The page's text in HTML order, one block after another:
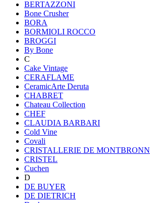
BERTAZZONI
Bone Crusher
BORA
BORMIOLI ROCCO
BROGGI
By Bone
C
Cake Vintage
CERAFLAME
CeramicArte Deruta
CHABRET
Chateau Collection
CHEF
CLAUDIA BARBARI
Cold Vine
Covali
CRISTALLERIE DE MONTBRONN
CRISTEL
Cuchen
D
DE BUYER
DE DIETRICH